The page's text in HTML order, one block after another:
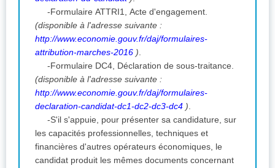
-Formulaire ATTRI1, Acte d'engagement.
(disponible à l'adresse suivante :
http://www.economie.gouv.fr/daj/formulaires-
attribution-marches-2016 )
-Formulaire DC4, Déclaration de sous-traitance.
(disponible à l'adresse suivante :
http://www.economie.gouv.fr/daj/formulaires-
declaration-candidat-dc1-dc2-dc3-dc4 )
-S'il s'appuie, pour présenter sa candidature, sur
les capacités professionnelles, techniques et
financières d'autres opérateurs économiques, le
candidat produit les mêmes documents concernant